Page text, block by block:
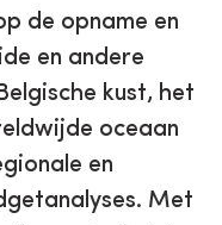
de opname en
en andere
kust, het
oceaan
en
Met